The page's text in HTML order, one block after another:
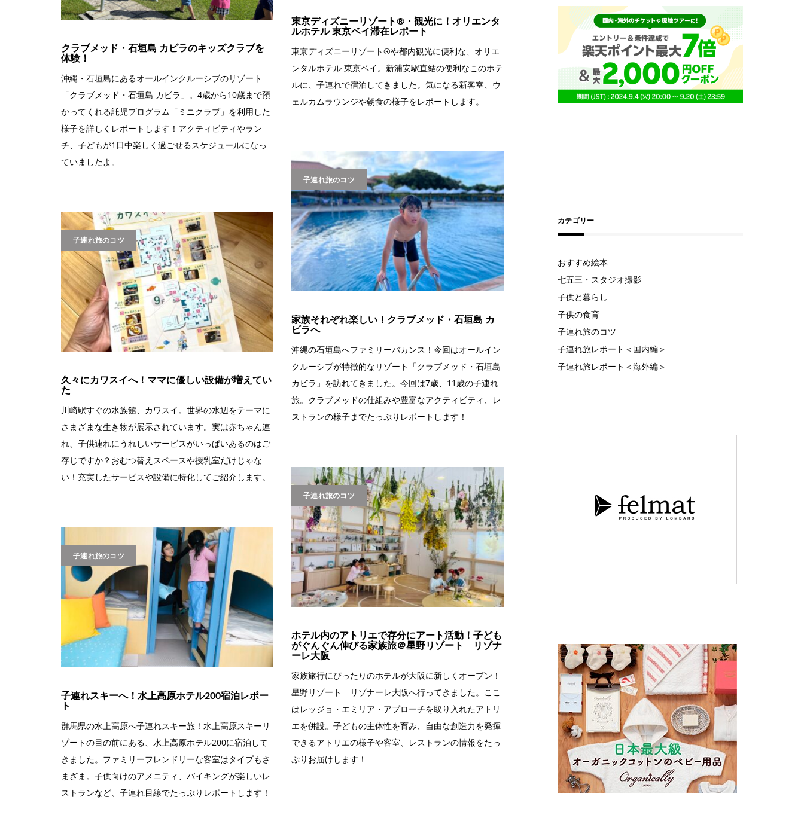
東京ディズニーリゾート®︎・観光に！オリエンタ
ルホテル 東京ベイ滞在レポート
東京ディズニーリゾート®︎や都内観光に便利な、オリエ
ンタルホテル 東京ベイ。新浦安駅直結の便利なこのホテ
ルに、子連れで宿泊してきました。気になる新客室、ウ
ェルカムラウンジや朝食の様子をレポートします。
クラブメッド・石垣島 カビラのキッズクラブを
体験！
沖縄・石垣島にあるオールインクルーシブのリゾート
「クラブメッド・石垣島 カビラ」。4歳から10歳まで預
かってくれる託児プログラム「ミニクラブ」を利用した
様子を詳しくレポートします！アクティビティやラン
チ、子どもが1日中楽しく過ごせるスケジュールになっ
ていましたよ。
子連れ旅のコツ
家族それぞれ楽しい！クラブメッド・石垣島 カ
ビラへ
沖縄の石垣島へファミリーバカンス！今回はオールイン
クルーシブが特徴的なリゾート「クラブメッド・石垣島
カビラ」を訪れてきました。今回は7歳、11歳の子連れ
旅。クラブメッドの仕組みや豊富なアクティビティ、レ
ストランの様子までたっぷりレポートします！
子連れ旅のコツ
久々にカワスイへ！ママに優しい設備が増えてい
た
川崎駅すぐの水族館、カワスイ。世界の水辺をテーマに
さまざまな生き物が展示されています。実は赤ちゃん連
れ、子供連れにうれしいサービスがいっぱいあるのはご
存じですか？おむつ替えスペースや授乳室だけじゃな
い！充実したサービスや設備に特化してご紹介します。
子連れ旅のコツ
ホテル内のアトリエで存分にアート活動！子ども
がぐんぐん伸びる家族旅＠星野リゾート リゾナ
ーレ大阪
家族旅行にぴったりのホテルが大阪に新しくオープン！
星野リゾート リゾナーレ大阪へ行ってきました。ここ
はレッジョ・エミリア・アプローチを取り入れたアトリ
エを併設。子どもの主体性を育み、自由な創造力を発揮
できるアトリエの様子や客室、レストランの情報をたっ
ぷりお届けします！
子連れ旅のコツ
子連れスキーへ！水上高原ホテル200宿泊レポー
ト
群馬県の水上高原へ子連れスキー旅！水上高原スキーリ
ゾートの目の前にある、水上高原ホテル200に宿泊して
きました。ファミリーフレンドリーな客室はタイプもさ
まざま。子供向けのアメニティ、バイキングが楽しいレ
ストランなど、子連れ目線でたっぷりレポートします！
カテゴリー
おすすめ絵本
七五三・スタジオ撮影
子供と暮らし
子供の食育
子連れ旅のコツ
子連れ旅レポート＜国内編＞
子連れ旅レポート＜海外編＞